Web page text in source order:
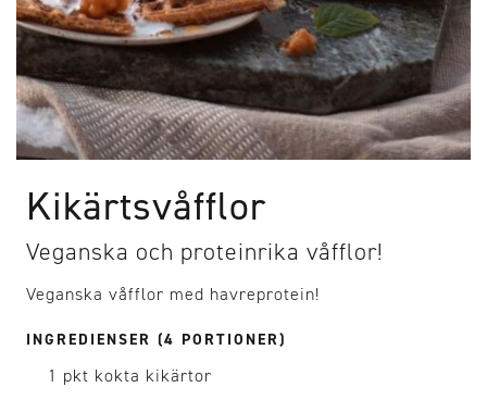
Kikärtsvåfflor
Veganska och proteinrika våfflor!
Veganska våfflor med havreprotein!
INGREDIENSER (4 PORTIONER)
1 pkt kokta kikärtor